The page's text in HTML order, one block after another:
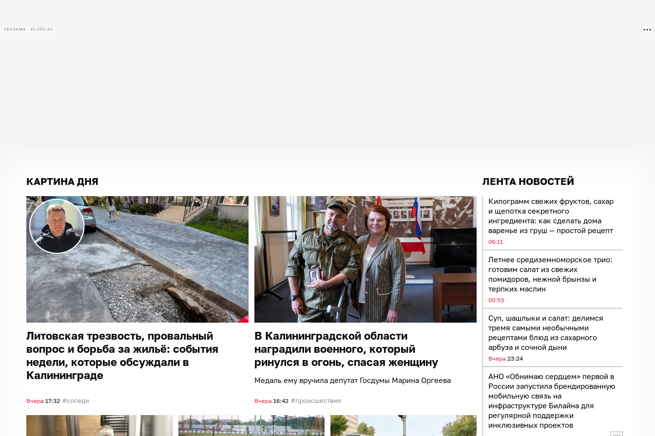
РЕКЛАМА • KLOPS.RU
ЛЕНТА НОВОСТЕЙ
Килограмм свежих фруктов, сахар
и щепотка секретного
ингредиента: как сделать дома
варенье из груш — простой рецепт
06:11
Летнее средиземноморское трио:
готовим салат из свежих
помидоров, нежной брынзы и
терпких маслин
00:53
Суп, шашлыки и салат: делимся
тремя самыми необычными
рецептами блюд из сахарного
арбуза и сочной дыни
Вчера 23:24
АНО «Обнимаю сердцем» первой в
России запустила брендированную
мобильную связь на
инфраструктуре Билайна для
регулярной поддержки
инклюзивных проектов
КАРТИНА ДНЯ
Литовская трезвость, провальный
вопрос и борьба за жильё: события
недели, которые обсуждали в
Калининграде
Вчера 17:32 соседи
В Калининградской области
наградили военного, который
ринулся в огонь, спасая женщину
Медаль ему вручила депутат Госдумы Марина Оргеева
Вчера 16:42 происшествия